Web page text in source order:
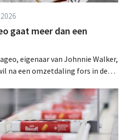
gaat meer dan een
eigenaar van Johnnie Walker,
na een omzetdaling fors in de
cocktails.